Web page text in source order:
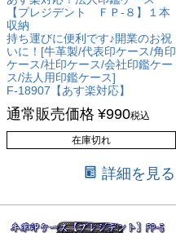
【プレジデント ＦＰ-８】１本
収納
持ち運びに便利です♪開業のお祝
いに！[牛革製/代表印ケース/角印
ケース/社印ケース/会社印鑑ケー
ス/法人用印鑑ケース]
F-18907【あす楽対応】
通常販売価格 ¥990税込
在庫切れ
詳細を見る